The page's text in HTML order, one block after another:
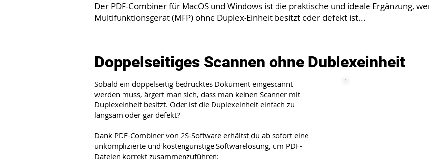
Der PDF-Combiner für MacOS und Windows ist die praktische und ideale Ergänzung,
Multifunktionsgerät (MFP) ohne Duplex-Einheit besitzt oder defekt ist...
Doppelseitiges Scannen ohne Dublexeinheit
Sobald ein doppelseitig bedrucktes Dokument eingescannt
werden muss, ärgert man sich, dass man keinen Scanner mit
Duplexeinheit besitzt. Oder ist die Duplexeinheit einfach zu
langsam oder gar defekt?
Dank PDF-Combiner von 2S-Software erhältst du ab sofort eine
unkomplizierte und kostengünstige Softwarelösung, um PDF-
Dateien korrekt zusammenzuführen: